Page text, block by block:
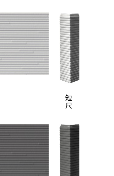
短
尺